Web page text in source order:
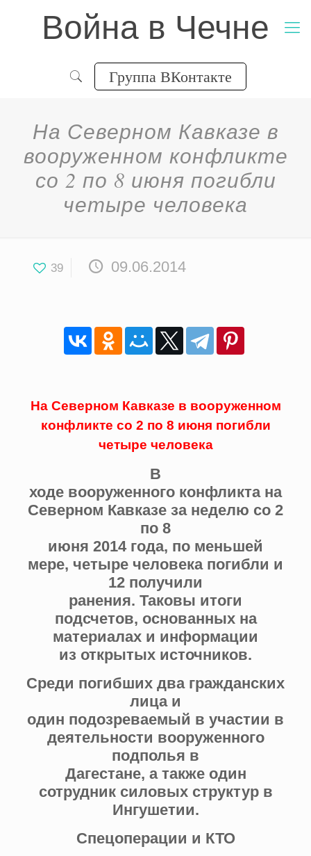
Война в Чечне
Группа ВКонтакте
На Северном Кавказе в
вооруженном конфликте
со 2 по 8 июня погибли
четыре человека
39 09.06.2014
На Северном Кавказе в вооруженном
конфликте со 2 по 8 июня погибли
четыре человека
В
ходе вооруженного конфликта на
Северном Кавказе за неделю со 2
по 8
июня 2014 года, по меньшей
мере, четыре человека погибли и
12 получили
ранения. Таковы итоги
подсчетов, основанных на
материалах и информации
из открытых источников.
Среди погибших два гражданских
лица и
один подозреваемый в участии в
деятельности вооруженного
подполья в
Дагестане, а также один
сотрудник силовых структур в
Ингушетии.
Спецоперации и КТО